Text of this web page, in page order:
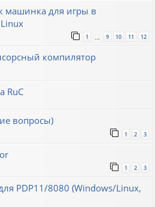
машинка для игры в
1 … 9 10 11 12
компилятор
RuC
вопросы)
1 2 3
1 2 3
PDP11/8080 (Windows/Linux,